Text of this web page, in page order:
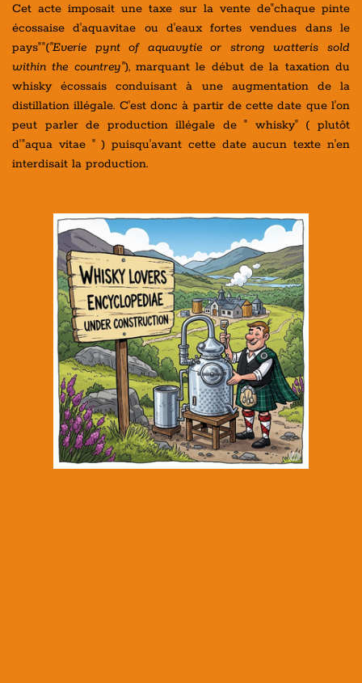
Cet acte imposait une taxe sur la vente de"chaque pinte
écossaise d'aquavitae ou d'eaux fortes vendues dans le
pays""("Everie pynt of aquavytie or strong watteris sold
within the countrey"), marquant le début de la taxation du
whisky écossais conduisant à une augmentation de la
distillation illégale. C'est donc à partir de cette date que l'on
peut parler de production illégale de " whisky" ( plutôt
d'"aqua vitae " ) puisqu'avant cette date aucun texte n'en
interdisait la production.